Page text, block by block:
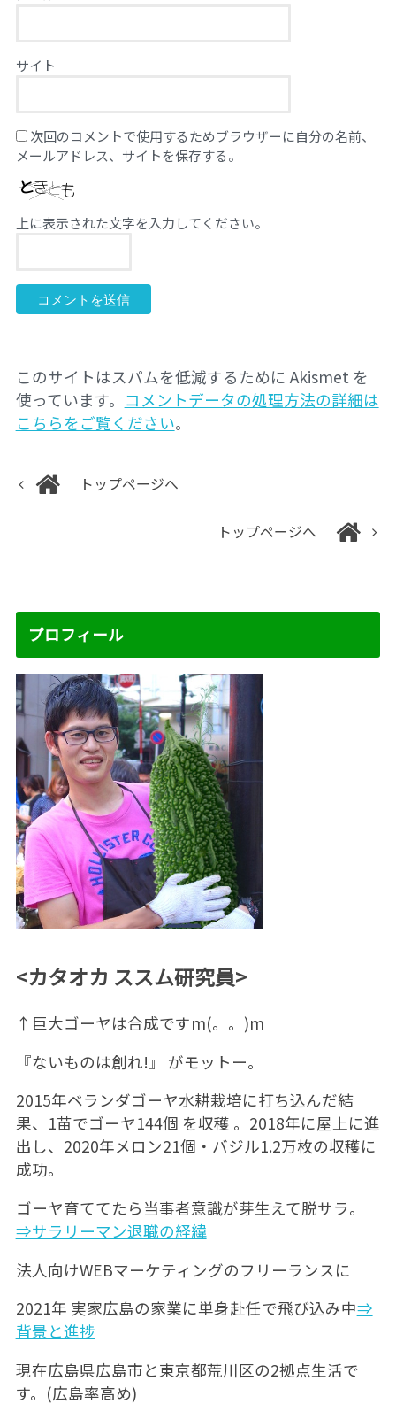
サイト
次回のコメントで使用するためブラウザーに自分の名前、
メールアドレス、サイトを保存する。
上に表示された文字を入力してください。
このサイトはスパムを低減するために Akismet を
使っています。 コメントデータの処理方法の詳細は
こちらをご覧ください。
トップページへ
トップページへ
プロフィール
<カタオカ ススム研究員>
↑巨大ゴーヤは合成ですm(。。)m
『ないものは創れ!』 がモットー。
2015年ベランダゴーヤ水耕栽培に打ち込んだ結
果、1苗でゴーヤ144個 を収穫 。2018年に屋上に進
出し、2020年メロン21個・バジル1.2万枚の収穫に
成功。
ゴーヤ育ててたら当事者意識が芽生えて脱サラ。
⇒サラリーマン退職の経緯
法人向けWEBマーケティングのフリーランスに
2021年 実家広島の家業に単身赴任で飛び込み中⇒
背景と進捗
現在広島県広島市と東京都荒川区の2拠点生活で
す。(広島率高め)